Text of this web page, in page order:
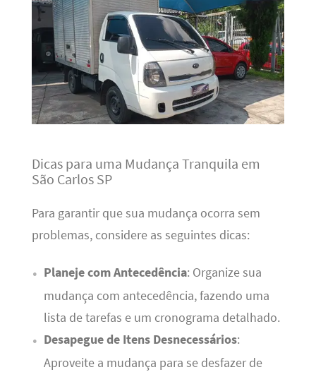
Dicas para uma Mudança Tranquila em
São Carlos SP
Para garantir que sua mudança ocorra sem
problemas, considere as seguintes dicas:
Planeje com Antecedência: Organize sua
mudança com antecedência, fazendo uma
lista de tarefas e um cronograma detalhado.
Desapegue de Itens Desnecessários:
Aproveite a mudança para se desfazer de